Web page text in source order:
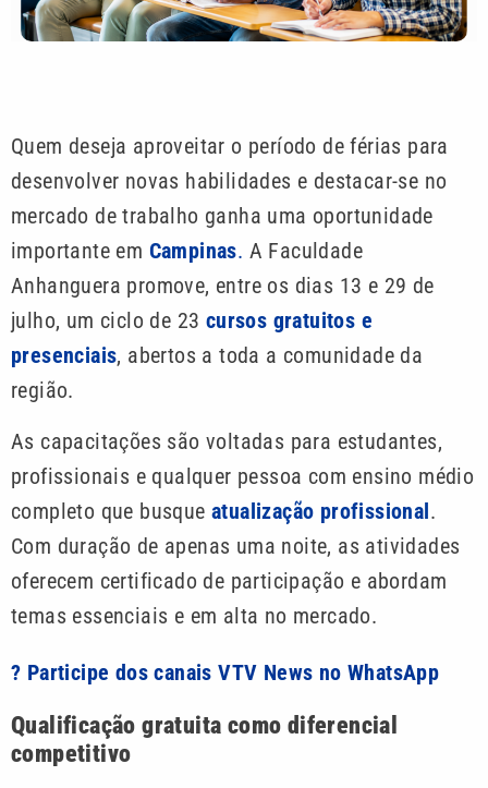
Quem deseja aproveitar o período de férias para
desenvolver novas habilidades e destacar-se no
mercado de trabalho ganha uma oportunidade
importante em Campinas. A Faculdade
Anhanguera promove, entre os dias 13 e 29 de
julho, um ciclo de 23 cursos gratuitos e
presenciais, abertos a toda a comunidade da
região.
As capacitações são voltadas para estudantes,
profissionais e qualquer pessoa com ensino médio
completo que busque atualização profissional.
Com duração de apenas uma noite, as atividades
oferecem certificado de participação e abordam
temas essenciais e em alta no mercado.
? Participe dos canais VTV News no WhatsApp
Qualificação gratuita como diferencial
competitivo